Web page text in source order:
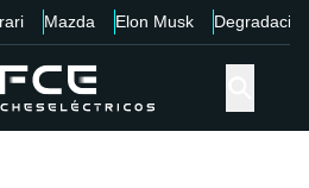
Mazda Elon Musk Degradación